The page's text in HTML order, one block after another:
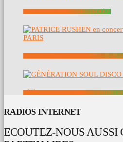
VOYAGE : LA DISCOGRAPHIE COMPLÈTE
PATRICE RUSHEN EN CONCERT AU NEW
GÉNÉRATION SOUL DISCO FUNK DEVIENT
RADIOS INTERNET
ECOUTEZ-NOUS AUSSI